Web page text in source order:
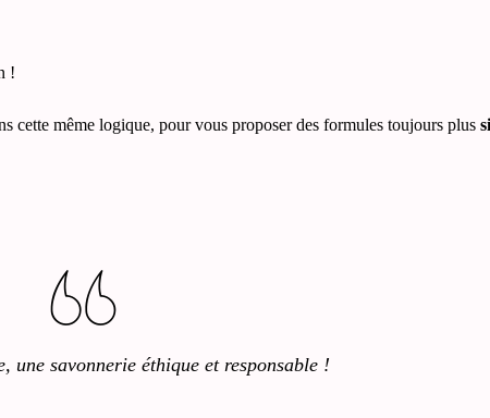
!
cette même logique, pour vous proposer des formules toujours plus
une savonnerie éthique et responsable !